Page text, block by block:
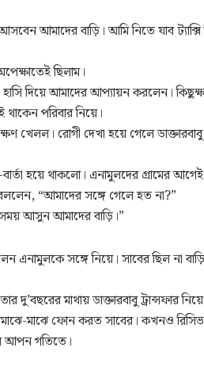
আমাদের বাড়ি। আমি নিতে যাব ট্যাক্সি
ছিলাম।
হাসি দিয়ে আমাদের আপ্যায়ন করলেন।
পরিবার নিয়ে।
খেলল। রোগী দেখা হয়ে গেলে
হয়ে থাকলো। এনামুলদের গ্রামের আগেই
“আমাদের সঙ্গে গেলে হত না?”
আসুন আমাদের বাড়ি।”
এনামুলকে সঙ্গে নিয়ে। সাবের ছিল না
মাথায় ডাক্তারবাবু ট্রান্সফার
মাঝে-মাঝে ফোন করত সাবের। কখনও
আপন গতিতে।